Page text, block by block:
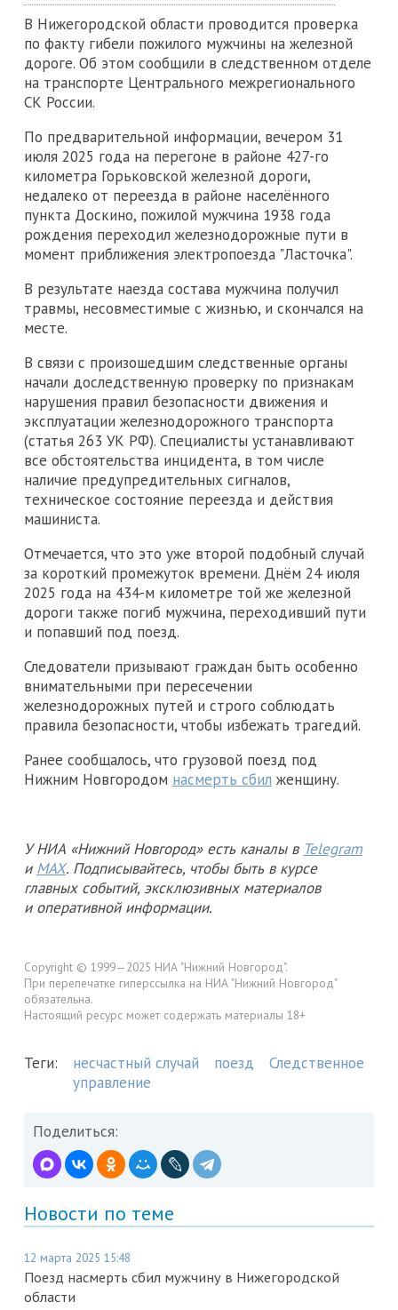
В Нижегородской области проводится проверка
по факту гибели пожилого мужчины на железной
дороге. Об этом сообщили в следственном отделе
на транспорте Центрального межрегионального
СК России.
По предварительной информации, вечером 31
июля 2025 года на перегоне в районе 427-го
километра Горьковской железной дороги,
недалеко от переезда в районе населённого
пункта Доскино, пожилой мужчина 1938 года
рождения переходил железнодорожные пути в
момент приближения электропоезда "Ласточка".
В результате наезда состава мужчина получил
травмы, несовместимые с жизнью, и скончался на
месте.
В связи с произошедшим следственные органы
начали доследственную проверку по признакам
нарушения правил безопасности движения и
эксплуатации железнодорожного транспорта
(статья 263 УК РФ). Специалисты устанавливают
все обстоятельства инцидента, в том числе
наличие предупредительных сигналов,
техническое состояние переезда и действия
машиниста.
Отмечается, что это уже второй подобный случай
за короткий промежуток времени. Днём 24 июля
2025 года на 434-м километре той же железной
дороги также погиб мужчина, переходивший пути
и попавший под поезд.
Следователи призывают граждан быть особенно
внимательными при пересечении
железнодорожных путей и строго соблюдать
правила безопасности, чтобы избежать трагедий.
Ранее сообщалось, что грузовой поезд под
Нижним Новгородом насмерть сбил женщину.
У НИА «Нижний Новгород» есть каналы в Telegram
и MAX. Подписывайтесь, чтобы быть в курсе
главных событий, эксклюзивных материалов
и оперативной информации.
Copyright © 1999—2025 НИА "Нижний Новгород".
При перепечатке гиперссылка на НИА "Нижний Новгород"
обязательна.
Настоящий ресурс может содержать материалы 18+
Теги: несчастный случай поезд
Следственное
управление
Поделиться:
Новости по теме
12 марта 2025 15:48
Поезд насмерть сбил мужчину в Нижегородской
области